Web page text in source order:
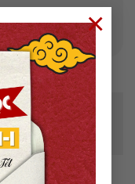
×
dụng chương
luận.